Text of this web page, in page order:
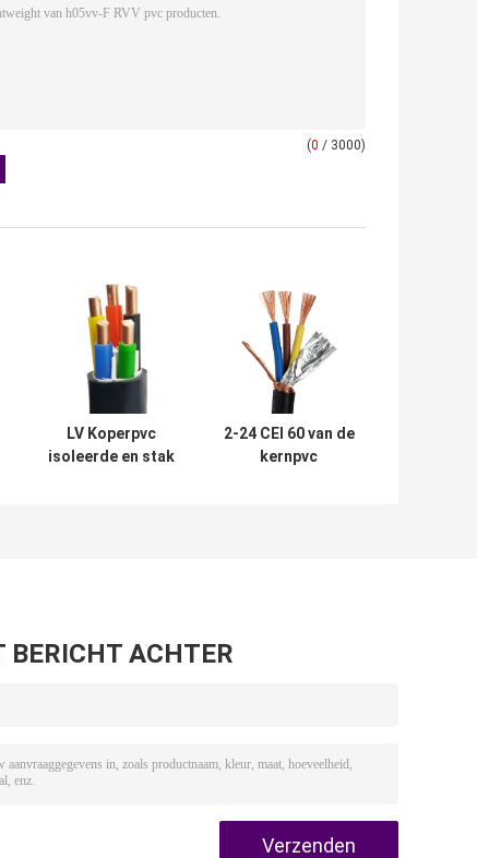
(0 / 3000)
LV Koperpvc
isoleerde en stak
2-24 CEI 60 van de
kernpvc
BERICHT ACHTER